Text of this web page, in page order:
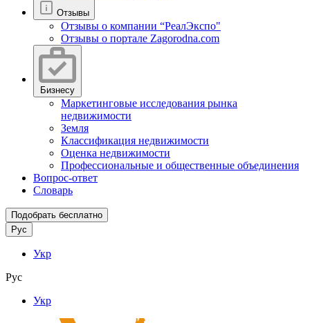
Отзывы
Отзывы о компании “РеалЭкспо"
Отзывы о портале Zagorodna.com
Бизнесу
Маркетинговые исследования рынка
недвижимости
Земля
Классификация недвижимости
Оценка недвижимости
Профессиональные и общественные объединения
Вопрос-ответ
Словарь
Подобрать бесплатно
Рус
Укр
Рус
Укр